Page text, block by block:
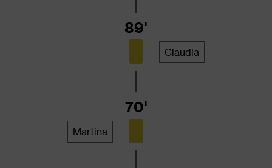
Claudia
89'
Martina
70'